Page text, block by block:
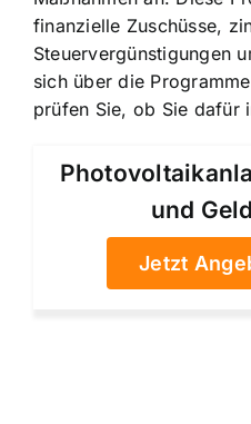
finanzielle Zuschüsse,
Steuervergünstigungen
sich über die
prüfen Sie, ob Sie dafür
und
Jetzt